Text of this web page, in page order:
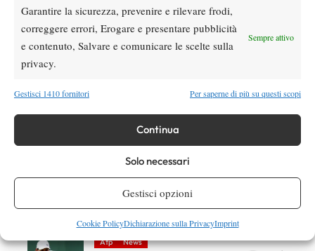
Garantire la sicurezza, prevenire e rilevare frodi,
correggere errori, Erogare e presentare pubblicità
e contenuto, Salvare e comunicare le scelte sulla
privacy.
Sempre attivo
Gestisci 1410 fornitori Per saperne di più su questi scopi
Continua
Solo necessari
Gestisci opzioni
Cookie PolicyDichiarazione sulla PrivacyImprint
DI TENDENZA
News
Dalle porte dell’eliminazione alla gloria:
Paolini salta il WTA 1000 di Cincinnati, non
difenderà la finale del 2025
Masters 1000 Montreal 2026: programma,
orario e ordine di gioco venerdì 7 agosto.
Arnaldi apre sul Centrale
Atp News